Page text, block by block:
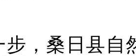
步，桑日县自